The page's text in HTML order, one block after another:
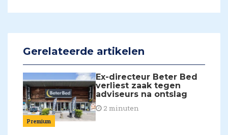
Gerelateerde artikelen
Premium
Ex-directeur Beter Bed
verliest zaak tegen
adviseurs na ontslag
2 minuten